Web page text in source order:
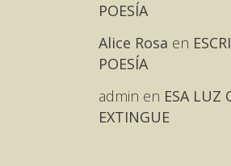
POESÍA
Alice Rosa en
POESÍA
admin en ESA LUZ
EXTINGUE